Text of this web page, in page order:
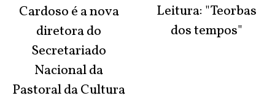
Cardoso é a nova
diretora do
Secretariado
Nacional da
Pastoral da Cultura
Leitura: "Teorbas
dos tempos"